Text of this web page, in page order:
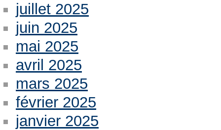
juillet 2025
juin 2025
mai 2025
avril 2025
mars 2025
février 2025
janvier 2025